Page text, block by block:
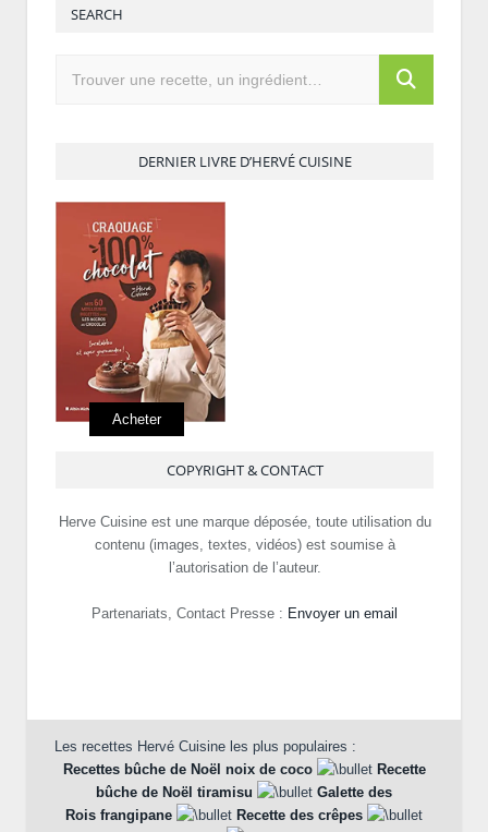
SEARCH
DERNIER LIVRE D’HERVÉ CUISINE
Acheter
COPYRIGHT & CONTACT
Herve Cuisine est une marque déposée, toute utilisation du
contenu (images, textes, vidéos) est soumise à
l’autorisation de l’auteur.
Partenariats, Contact Presse : Envoyer un email
Les recettes Hervé Cuisine les plus populaires :
Recettes bûche de Noël noix de coco
Recette
bûche de Noël tiramisu
Galette des
Rois frangipane
Recette des crêpes